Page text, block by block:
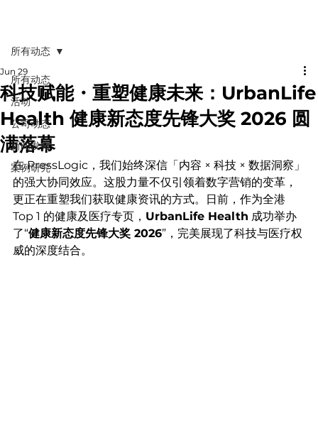
所有动态
活动
公司动态
新闻发布
案例研究
所有动态
科技赋能・重塑健康未来：UrbanLife
Health 健康新态度先锋大奖 2026 圆
满落幕
Jun 29
在 PressLogic，我们始终深信「内容 × 科技 × 数据洞察」
的强大协同效应。这股力量不仅引领着数字营销的变革，
更正在重塑我们获取健康资讯的方式。日前，作为全港
Top 1 的健康及医疗专页， UrbanLife Health 成功举办
了“健康新态度先锋大奖 2026”，完美展现了科技与医疗权
威的深度结合。